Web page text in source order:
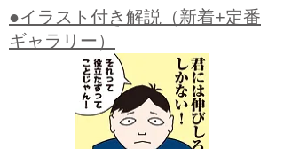
●イラスト付き解説（新着+定番
ギャラリー）